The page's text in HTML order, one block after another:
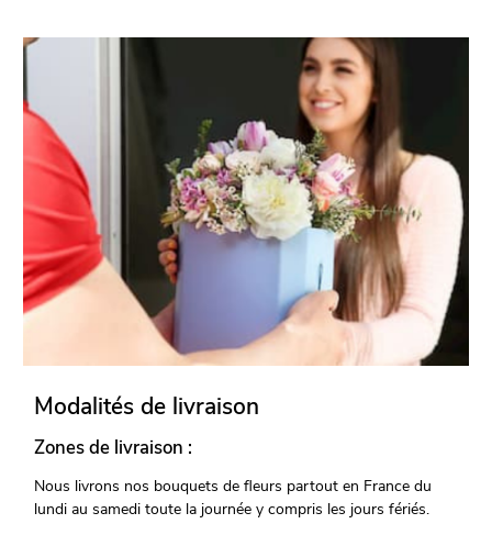
Modalités de livraison
Zones de livraison :
Nous livrons nos bouquets de fleurs partout en France du
lundi au samedi toute la journée y compris les jours fériés.